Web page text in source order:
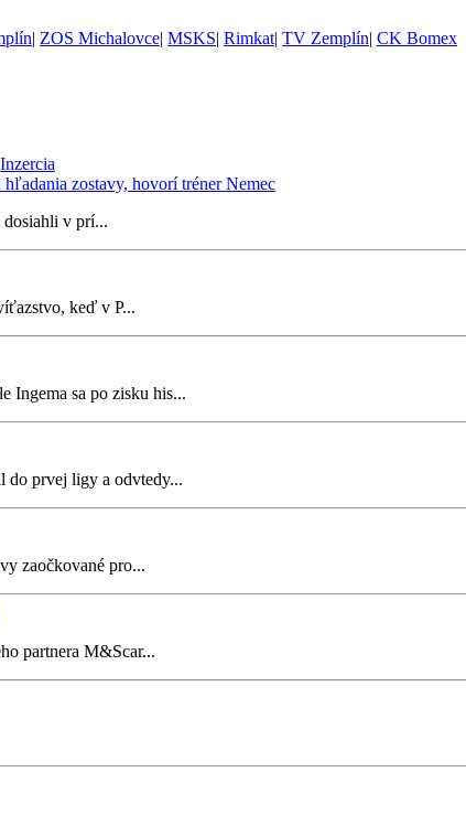
| ZOS Michalovce| MSKS| Rimkat| TV Zemplín| CK Bomex
Inzercia
zostavy, hovorí tréner Nemec
v prí...
keď v P...
Ingema sa po zisku his...
do prvej ligy a odvtedy...
zaočkované pro...
partnera M&Scar...